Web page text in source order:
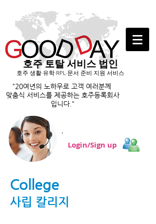
호주 토탈 서비스 법인
호주 생활·유학·RPL·문서 준비 지원 서비스
"20여년의 노하우로 고객 여러분께
맞춤식 서비스를 제공하는 호주등록회사
입니다."
Login/Sign up
College
사립 칼리지